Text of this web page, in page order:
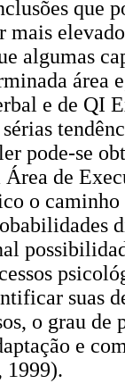
que
mais
algumas
área
e de QI
pode-se
de
o caminho
suas
o grau de
e
1999).